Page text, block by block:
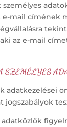
mail címének
az e-mail
adatkezelései
jogszabályok